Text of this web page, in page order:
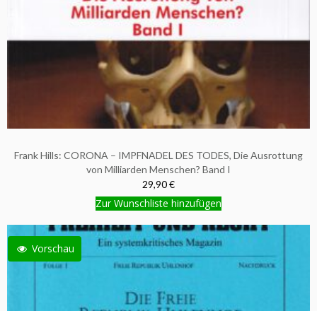
Frank Hills: CORONA – IMPFNADEL DES TODES, Die Ausrottung
von Milliarden Menschen? Band I
29,90 €
Zur Wunschliste hinzufügen
Vorschau